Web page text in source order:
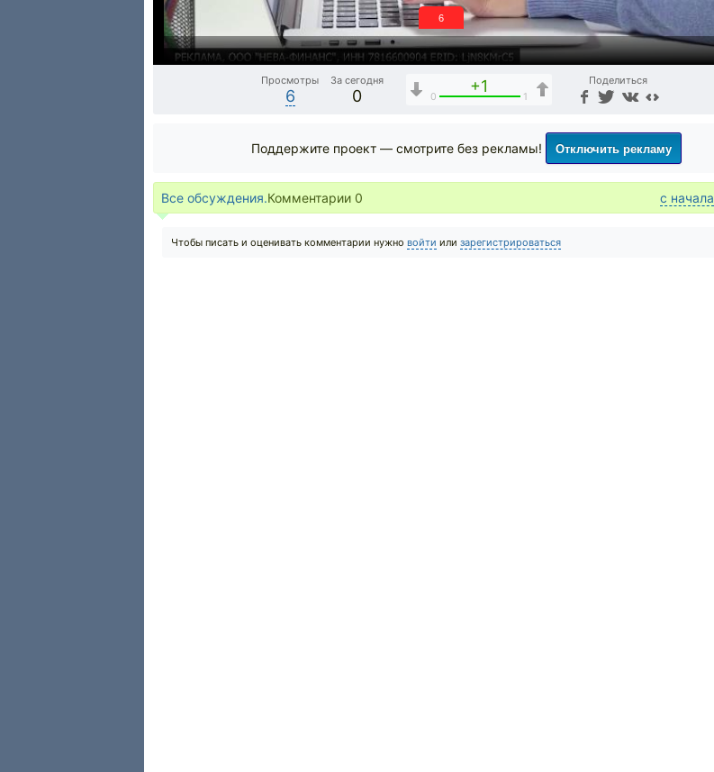
5
Просмотры
6
За сегодня
0
+1
0 1
Поделиться
Поддержите проект — смотрите без рекламы! Отключить рекламу
Все обсуждения.Комментарии 0 с начала
Чтобы писать и оценивать комментарии нужно войти или зарегистрироваться